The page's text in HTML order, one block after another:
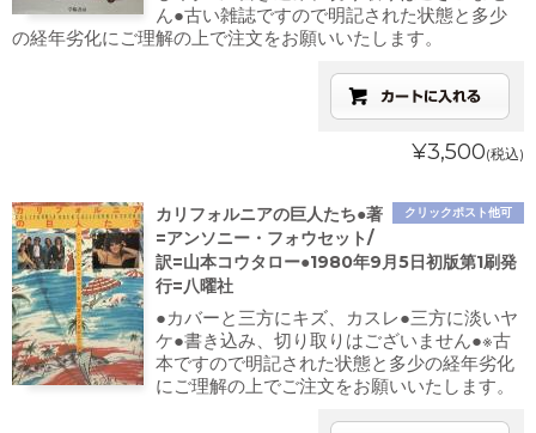
ん●古い雑誌ですので明記された状態と多少
の経年劣化にご理解の上で注文をお願いいたします。
¥3,500(税込)
クリックポスト他可
カリフォルニアの巨人たち●著
=アンソニー・フォウセット/
訳=山本コウタロー●1980年9月5日初版第1刷発
行=八曜社
●カバーと三方にキズ、カスレ●三方に淡いヤ
ケ●書き込み、切り取りはございません●※古
本ですので明記された状態と多少の経年劣化
にご理解の上でご注文をお願いいたします。